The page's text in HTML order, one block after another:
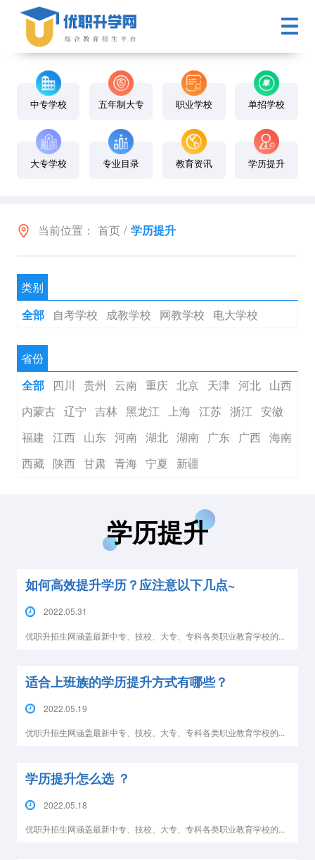
中专学校 五年制大专 职业学校 单招学校
大专学校 专业目录 教育资讯 学历提升
当前位置： 首页/ 学历提升
类别
全部 自考学校 成教学校 网教学校 电大学校
省份
全部 四川 贵州 云南 重庆 北京 天津 河北 山西
内蒙古 辽宁 吉林 黑龙江 上海 江苏 浙江 安徽
福建 江西 山东 河南 湖北 湖南 广东 广西 海南
西藏 陕西 甘肃 青海 宁夏 新疆
学历提升
如何高效提升学历？应注意以下几点~
2022.05.31
优职升招生网涵盖最新中专、技校、大专、专科各类职业教育学校的...
适合上班族的学历提升方式有哪些？
2022.05.19
优职升招生网涵盖最新中专、技校、大专、专科各类职业教育学校的...
学历提升怎么选 ？
2022.05.18
优职升招生网涵盖最新中专、技校、大专、专科各类职业教育学校的...